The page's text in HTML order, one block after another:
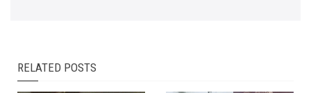
RELATED POSTS